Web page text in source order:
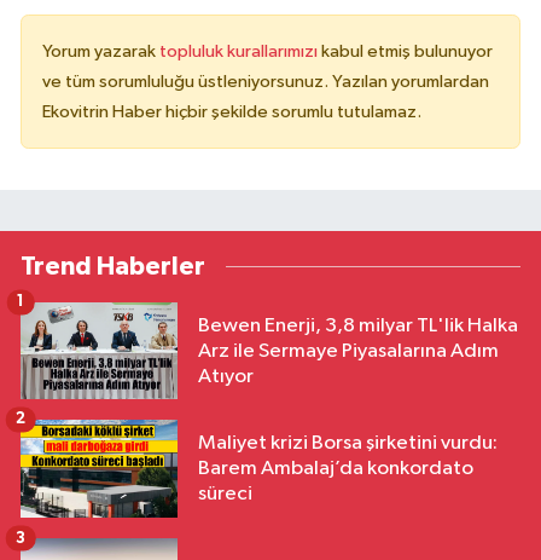
Yorum yazarak topluluk kurallarımızı kabul etmiş bulunuyor
ve tüm sorumluluğu üstleniyorsunuz. Yazılan yorumlardan
Ekovitrin Haber hiçbir şekilde sorumlu tutulamaz.
Trend Haberler
Bewen Enerji, 3,8 milyar TL'lik Halka
Arz ile Sermaye Piyasalarına Adım
Atıyor
1
Maliyet krizi Borsa şirketini vurdu:
Barem Ambalaj’da konkordato
süreci
2
3